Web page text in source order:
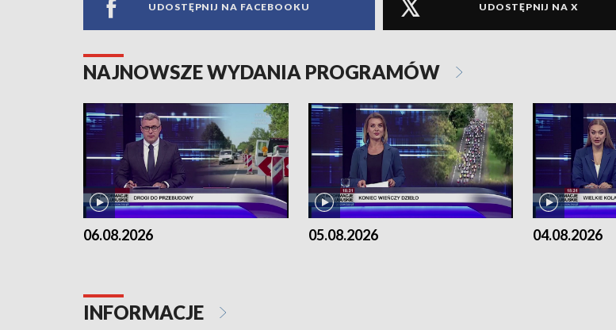
UDOSTĘPNIJ NA FACEBOOKU UDOSTĘPNIJ NA X
NAJNOWSZE WYDANIA PROGRAMÓW
06.08.2026 05.08.2026 04.08.2026
INFORMACJE